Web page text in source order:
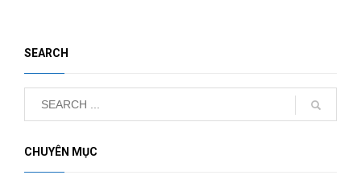
SEARCH
CHUYÊN MỤC